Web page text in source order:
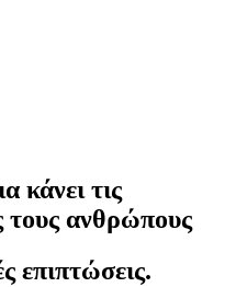
κάνει τις
τους ανθρώπους
επιπτώσεις.